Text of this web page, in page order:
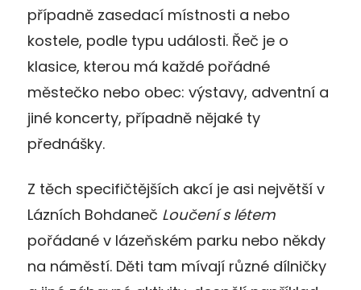
případně zasedací místnosti a nebo
kostele, podle typu události. Řeč je o
klasice, kterou má každé pořádné
městečko nebo obec: výstavy, adventní a
jiné koncerty, případně nějaké ty
přednášky.
Z těch specifičtějších akcí je asi největší v
Lázních Bohdaneč Loučení s létem
pořádané v lázeňském parku nebo někdy
na náměstí. Děti tam mívají různé dílničky